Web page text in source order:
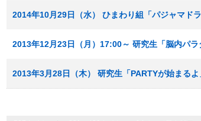
2014年10月29日（水） ひまわり組「パジャマド
2013年12月23日（月）17:00～ 研究生「脳内パラ
2013年3月28日（木） 研究生「PARTYが始まる